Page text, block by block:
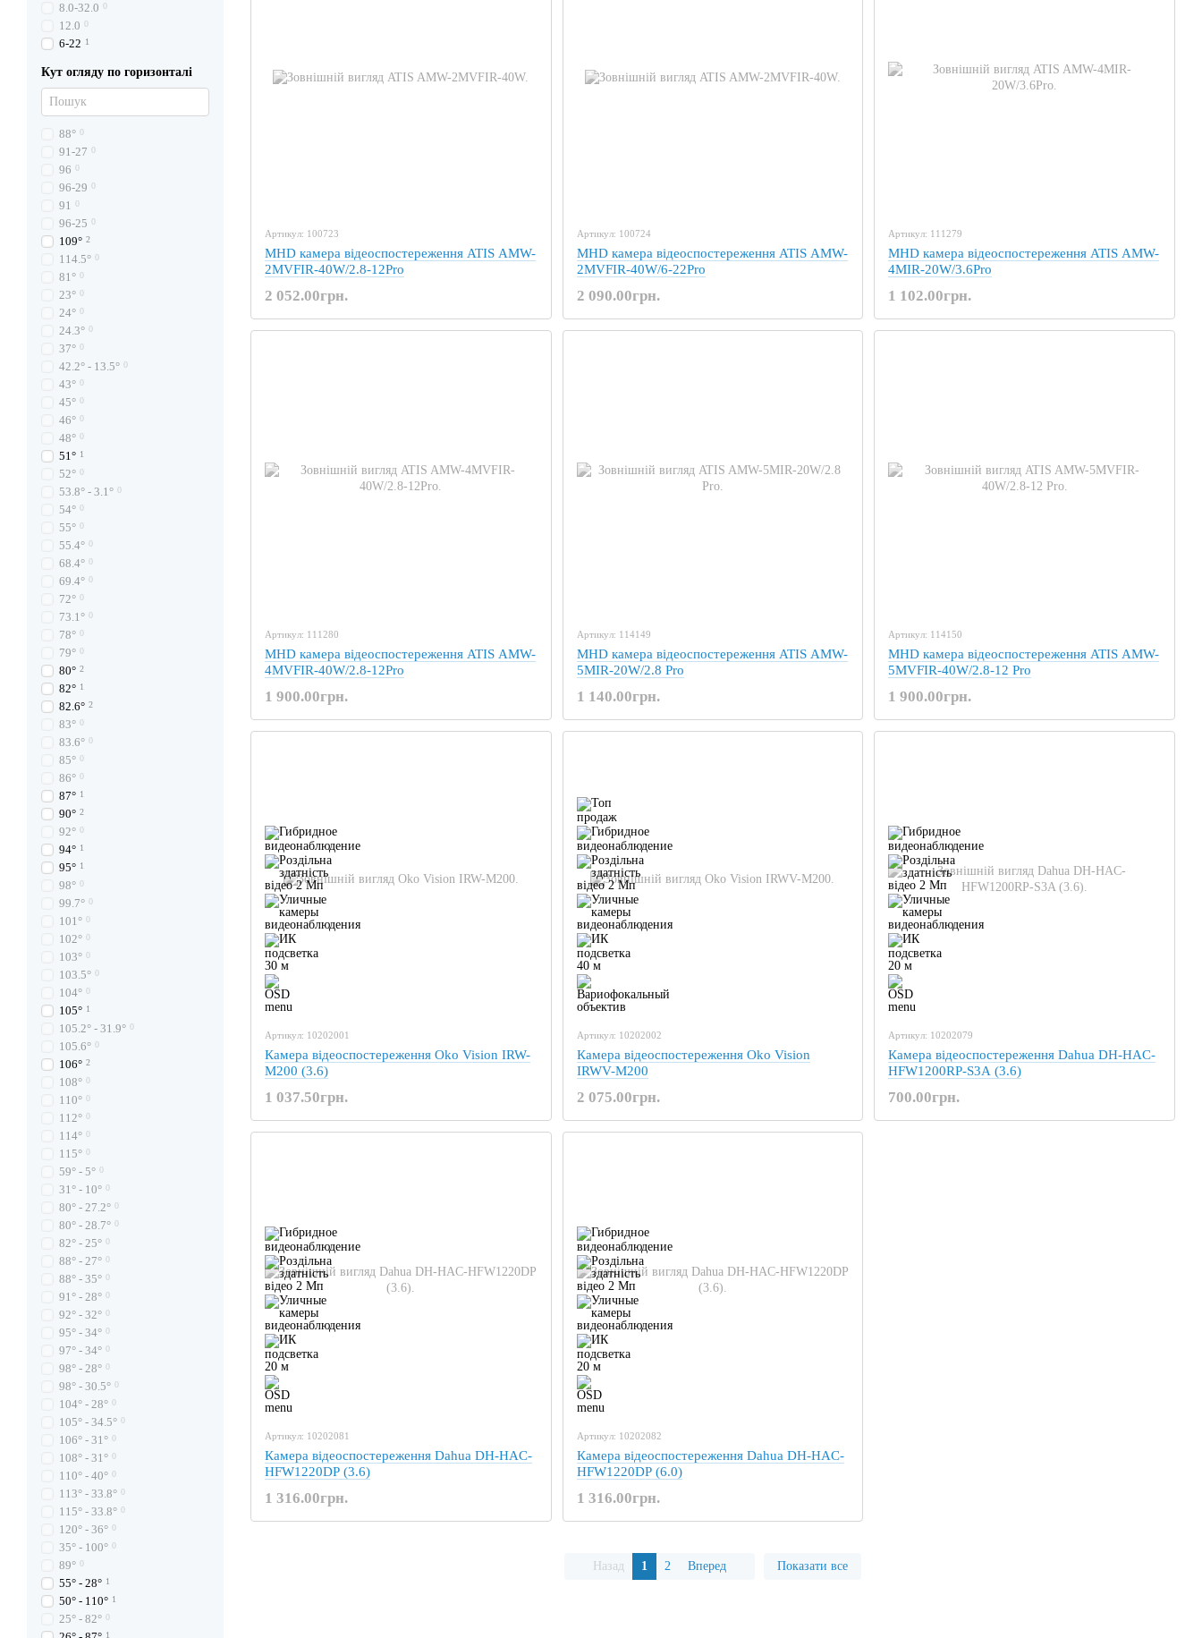
Артикул: 100723
MHD камера відеоспостереження ATIS AMW-
2MVFIR-40W/2.8-12Pro
2 052.00грн.
Артикул: 100724
MHD камера відеоспостереження ATIS AMW-
2MVFIR-40W/6-22Pro
2 090.00грн.
Артикул: 111279
MHD камера відеоспостереження ATIS AMW-
4MIR-20W/3.6Pro
1 102.00грн.
Артикул: 111280
MHD камера відеоспостереження ATIS AMW-
4MVFIR-40W/2.8-12Pro
1 900.00грн.
Артикул: 114149
MHD камера відеоспостереження ATIS AMW-
5MIR-20W/2.8 Pro
1 140.00грн.
Артикул: 114150
MHD камера відеоспостереження ATIS AMW-
5MVFIR-40W/2.8-12 Pro
1 900.00грн.
Артикул: 10202001
Камера відеоспостереження Oko Vision IRW-
M200 (3.6)
1 037.50грн.
Артикул: 10202002
Камера відеоспостереження Oko Vision
IRWV-M200
2 075.00грн.
Артикул: 10202079
Камера відеоспостереження Dahua DH-HAC-
HFW1200RP-S3A (3.6)
700.00грн.
Артикул: 10202081
Камера відеоспостереження Dahua DH-HAC-
HFW1220DP (3.6)
1 316.00грн.
Артикул: 10202082
Камера відеоспостереження Dahua DH-HAC-
HFW1220DP (6.0)
1 316.00грн.
Назад 1 2 Вперед Показати все
8.0-32.0 0
12.0 0
6-22 1
Кут огляду по горизонталі
88° 0
91-27 0
96 0
96-29 0
91 0
96-25 0
109° 2
114.5° 0
81° 0
23° 0
24° 0
24.3° 0
37° 0
42.2° - 13.5° 0
43° 0
45° 0
46° 0
48° 0
51° 1
52° 0
53.8° - 3.1° 0
54° 0
55° 0
55.4° 0
68.4° 0
69.4° 0
72° 0
73.1° 0
78° 0
79° 0
80° 2
82° 1
82.6° 2
83° 0
83.6° 0
85° 0
86° 0
87° 1
90° 2
92° 0
94° 1
95° 1
98° 0
99.7° 0
101° 0
102° 0
103° 0
103.5° 0
104° 0
105° 1
105.2° - 31.9° 0
105.6° 0
106° 2
108° 0
110° 0
112° 0
114° 0
115° 0
59° - 5° 0
31° - 10° 0
80° - 27.2° 0
80° - 28.7° 0
82° - 25° 0
88° - 27° 0
88° - 35° 0
91° - 28° 0
92° - 32° 0
95° - 34° 0
97° - 34° 0
98° - 28° 0
98° - 30.5° 0
104° - 28° 0
105° - 34.5° 0
106° - 31° 0
108° - 31° 0
110° - 40° 0
113° - 33.8° 0
115° - 33.8° 0
120° - 36° 0
35° - 100° 0
89° 0
55° - 28° 1
50° - 110° 1
25° - 82° 0
1